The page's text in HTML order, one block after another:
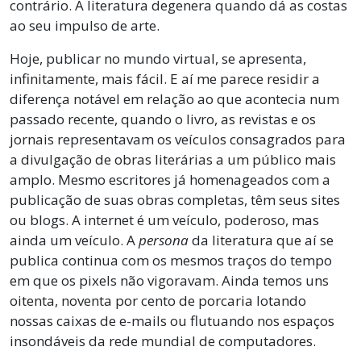
contrário. A literatura degenera quando dá as costas
ao seu impulso de arte.
Hoje, publicar no mundo virtual, se apresenta,
infinitamente, mais fácil. E aí me parece residir a
diferença notável em relação ao que acontecia num
passado recente, quando o livro, as revistas e os
jornais representavam os veículos consagrados para
a divulgação de obras literárias a um público mais
amplo. Mesmo escritores já homenageados com a
publicação de suas obras completas, têm seus sites
ou blogs. A internet é um veículo, poderoso, mas
ainda um veículo. Apersonada literatura que aí se
publica continua com os mesmos traços do tempo
em que os pixels não vigoravam. Ainda temos uns
oitenta, noventa por cento de porcaria lotando
nossas caixas de e-mails ou flutuando nos espaços
insondáveis da rede mundial de computadores.